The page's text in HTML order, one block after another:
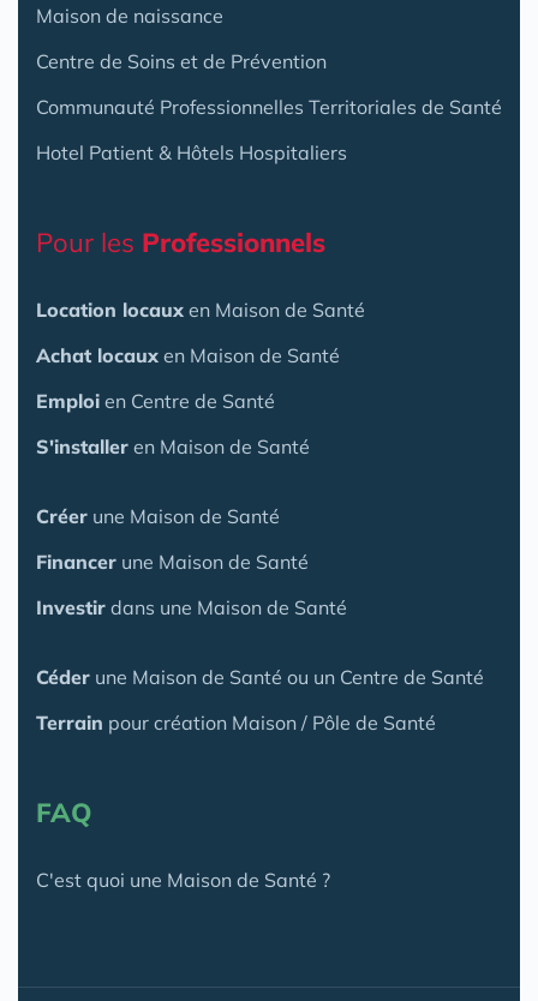
Maison de naissance
Centre de Soins et de Prévention
Communauté Professionnelles Territoriales de Santé
Hotel Patient & Hôtels Hospitaliers
Pour les Professionnels
Location locaux en Maison de Santé
Achat locaux en Maison de Santé
Emploi en Centre de Santé
S'installer en Maison de Santé
Créer une Maison de Santé
Financer une Maison de Santé
Investir dans une Maison de Santé
Céder une Maison de Santé ou un Centre de Santé
Terrain pour création Maison / Pôle de Santé
FAQ
C'est quoi une Maison de Santé ?